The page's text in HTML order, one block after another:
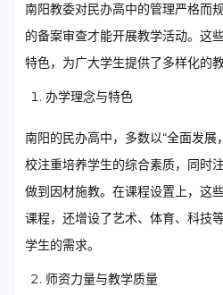
南阳教委对民办高中的管理严格而
的备案审查才能开展教学活动。这
特色，为广大学生提供了多样化的教
办学理念与特色
南阳的民办高中，多数以“全面发展
校注重培养学生的综合素质，同时
做到因材施教。在课程设置上，这
课程，还增设了艺术、体育、科技
学生的需求。
师资力量与教学质量